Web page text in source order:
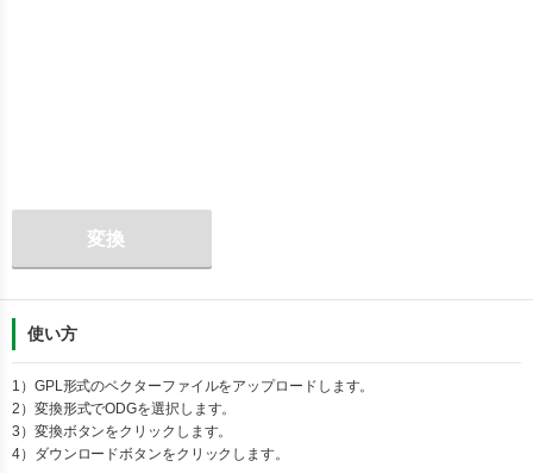
変換
使い方
1） GPL形式のベクターファイルをアップロードします。
2）変換形式でODGを選択します。
3）変換ボタンをクリックします。
4）ダウンロードボタンをクリックします。